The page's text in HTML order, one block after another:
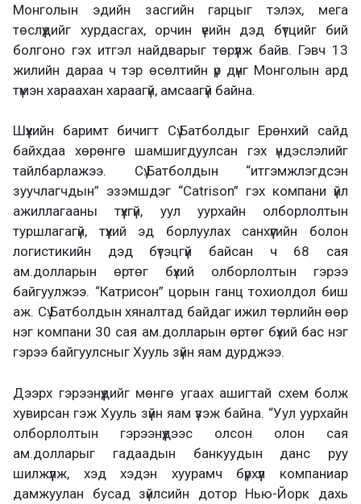
Монголын эдийн засгийн гарцыг тэлэх, мега
төслүүдийг хурдасгах, орчин үеийн дэд бүтцийг бий
болгоно гэх итгэл найдварыг төрүүлж байв. Гэвч 13
жилийн дараа ч тэр өсөлтийн үр дүнг Монголын ард
түмэн хараахан хараагүй, амсаагүй байна.
Шүүхийн баримт бичигт Сү.Батболдыг Ерөнхий сайд
байхдаа хөрөнгө шамшигдуулсан гэх үндэслэлийг
тайлбарлажээ. Сү.Батболдын “итгэмжлэгдсэн
зуучлагчдын” эзэмшдэг “Catrison” гэх компани үйл
ажиллагааны түүхгүй, уул уурхайн олборлолтын
туршлагагүй, түүхий эд борлуулах санхүүгийн болон
логистикийн дэд бүтэцгүй байсан ч 68 сая
ам.долларын өртөг бүхий олборлолтын гэрээ
байгуулжээ. “Катрисон” цорын ганц тохиолдол биш
аж. Сү.Батболдын хяналтад байдаг ижил төрлийн өөр
нэг компани 30 сая ам.долларын өртөг бүхий бас нэг
гэрээ байгуулсныг Хууль зүйн яам дурджээ.
Дээрх гэрээнүүдийг мөнгө угаах ашигтай схем болж
хувирсан гэж Хууль зүйн яам үзэж байна. “Уул уурхайн
олборлолтын гэрээнүүдээс олсон олон сая
ам.долларыг гадаадын банкуудын данс руу
шилжүүлж, хэд хэдэн хуурамч бүрхүүл компаниар
дамжуулан бусад зүйлсийн дотор Нью-Йорк дахь